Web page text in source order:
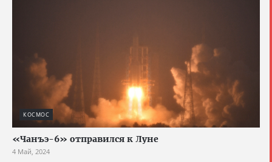
КОСМОС
«Чанъэ-6» отправился к Луне
4 Май, 2024